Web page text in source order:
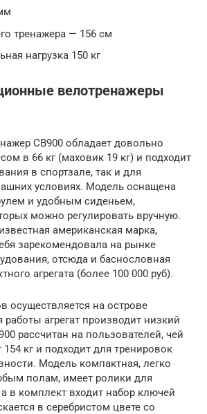
тренажера — 156 см
нагрузка 150 кг
велотренажеры
CB900 обладает довольно
в 66 кг (маховик 19 кг) и подходит
в спортзале, так и для
условиях. Модель оснащена
и удобным сиденьем,
можно регулировать вручную.
американская марка,
зарекомендовала на рынке
отсюда и баснословная
агрегата (более 100 000 руб).
осуществляется на острове
агрегат производит низкий
рассчитан на пользователей, чей
кг и подходит для тренировок
Модель компактная, легко
полам, имеет ролики для
в комплект входит набор ключей
в серебристом цвете со